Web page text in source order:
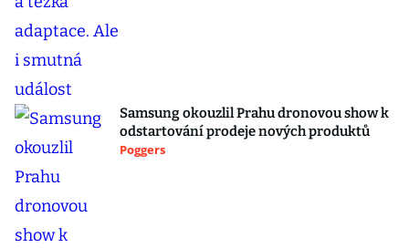
Samsung okouzlil Prahu dronovou show k
odstartování prodeje nových produktů
Poggers